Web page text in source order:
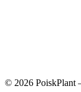
© 2026 PoiskPlant